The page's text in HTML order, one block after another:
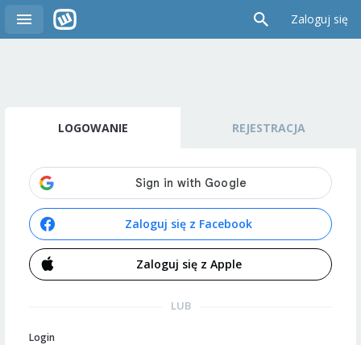
Zaloguj się
LOGOWANIE REJESTRACJA
Zaloguj się z Facebook
Zaloguj się z Apple
LUB
Login